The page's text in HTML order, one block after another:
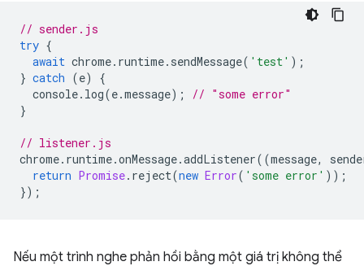
// sender.js
try {
await chrome. runtime. sendMessage( 'test' );
} catch (e)
{
console. log(e.message);
// "some error"
}
// listener.js
chrome. runtime.onMessage.addListener((message,
return Promise. reject(new Error( 'some error' ));
});
Nếu một trình nghe phản hồi bằng một giá trị không thể